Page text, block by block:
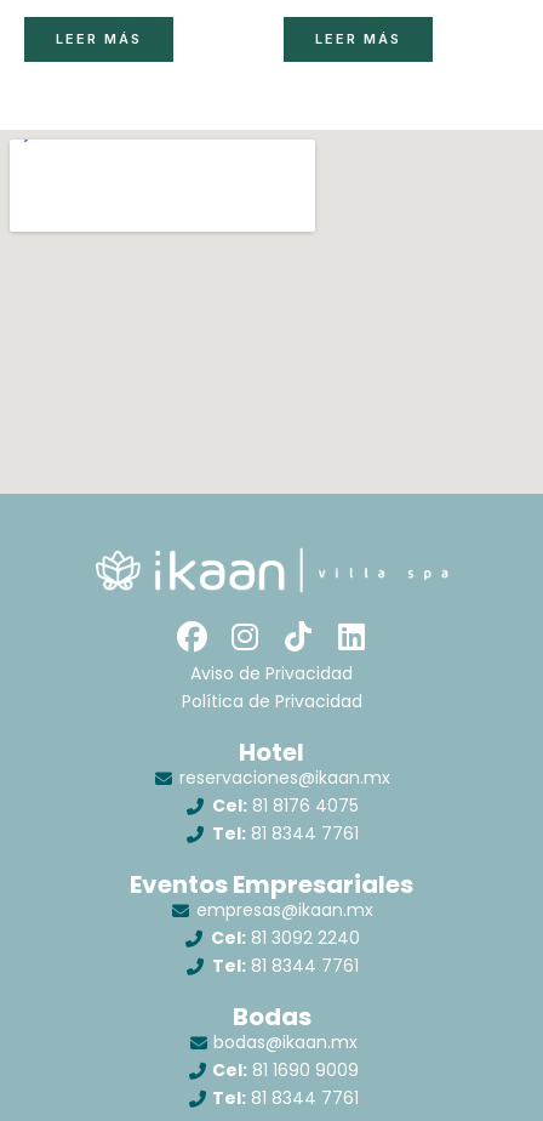
LEER MÁS LEER MÁS
F
a
c
o
o
k
I
n
s
a
g
r
a
m
T
i
k
o
k
L
i
n
d
i
n
Aviso de Privacidad
Política de Privacidad
Hotel
reservaciones@ikaan.mx
Cel:81 8176 4075
Tel:81 8344 7761
Eventos Empresariales
empresas@ikaan.mx
Cel:81 3092 2240
Tel:81 8344 7761
Bodas
bodas@ikaan.mx
Cel:81 1690 9009
Tel:81 8344 7761